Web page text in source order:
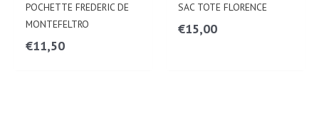
POCHETTE FREDERIC DE
MONTEFELTRO
€11,50
SAC TOTE FLORENCE
€15,00